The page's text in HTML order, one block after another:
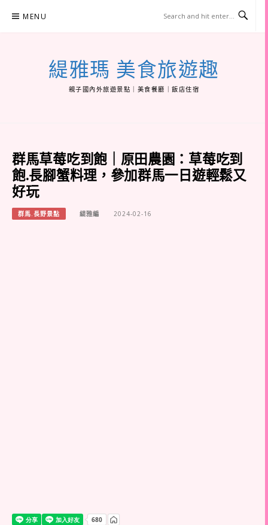
MENU
緹雅瑪 美食旅遊趣
親子國內外旅遊景點｜美食餐廳｜飯店住宿
群馬草莓吃到飽｜原田農園：草莓吃到
飽.長腳蟹料理，參加群馬一日遊輕鬆又
好玩
群馬.長野景點 緹雅編 2024-02-16